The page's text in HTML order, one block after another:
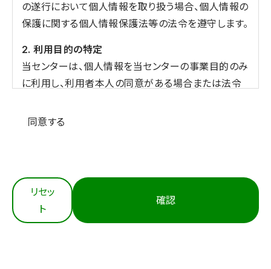
の遂行において個人情報を取り扱う場合、個人情報の
保護に関する個人情報保護法等の法令を遵守します。
2. 利用目的の特定
当センターは、個人情報を当センターの事業目的のみ
に利用し、利用者本人の同意がある場合または法令
3. 適切な取得
4. 内容の正確性の確保
当センターは、利用目的の達成に必要な範囲におい
て、個人情報を正確かつ最新の内容に保つよう努めま
同意する
リセッ
ト
確認